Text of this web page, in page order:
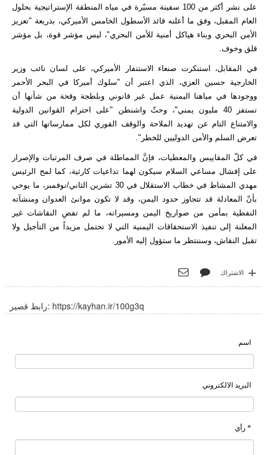
على نشر أكثر من 100 سفينة مسيّرة في مياه المنطقة الإستراتيجية بحلول
العام المقبل، وفق ما أعلنه قائد الأسطول الخامس الأميركي، بذريعة "تعزيز
الأمن البحري وبناء هياكل أمنية للأمن البحري"، ليس مؤشر قوة، بل مؤشر
قلق وخوف.
في المقابل، استنكرت صنعاء الاستنفار الأميركي، على لسان نائب وزير
الخارجية حسين العزي، الذي اعتبر أن "سلوك أميركا في البحر الأحمر
ووجودها في مياهنا اليمنية عمل غير قانوني وبلطجة وقحة من شأنها أن
تستفز 40 مليون يمني"، وحثّ واشنطن "على احترام القوانين الدولية
والامتناع التام عن تهديد الملاحة والوقف الفوري لكل ممارساتها التي قد
تعرض السلم والأمن الدوليين للخطر".
في كلّ المقاييس والمعطيات، فإنَّ المماطلة في صرف المرتبات والإصرار
على إفشال مساعي السلام سيكون لهما تداعيات كارثية، كما لمح الرئيس
مهدي المشاط في خطاب الاستقلال في 30 تشرين الثاني/نوفمبر، ما يوحي
بأنّ المعادلة قد تتجاوز حدود اليمن، وقد لا تكون موانئ العدوان ومنشآته
النفطية بمأمن من صواريخ اليمن ومسيراته، ما لم تفضِ النقاشات غير
المعلنة إلى تنفيذ الاستحقاقات اليمنية التي لا تحتمل مزيداً من التأجيل ولا
تقبل النقاش، وسننتظر ما ستؤول إليه الأمور.
الاشتراك
رابط قصير: https://kayhan.ir/100g3q
اسم
البريد الالكتروني
* رأي